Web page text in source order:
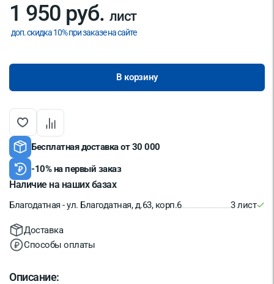
1 950 руб. лист
доп. скидка 10% при заказе на сайте
В корзину
Бесплатная доставка от 30 000
-10% на первый заказ
Наличие на наших базах
Благодатная - ул. Благодатная, д.63, корп.6 3 лист
Доставка
Способы оплаты
Описание: